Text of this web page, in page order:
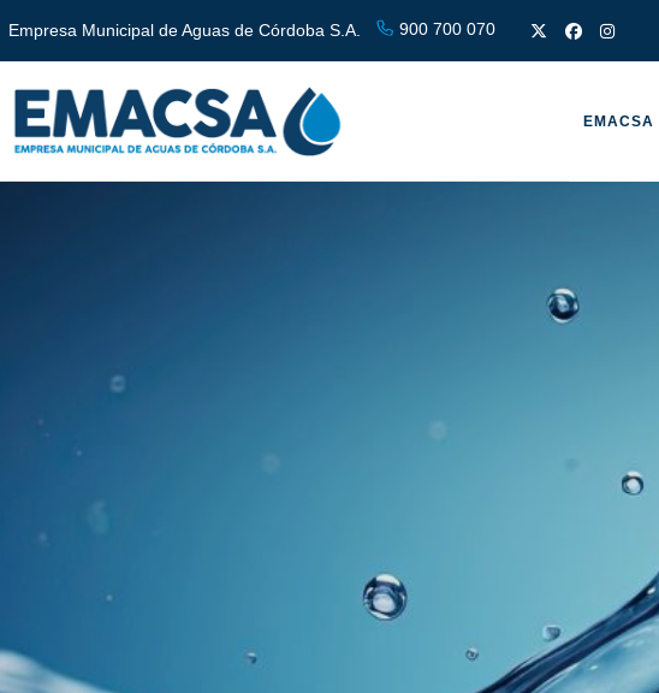
Empresa Municipal de Aguas de Córdoba S.A. 900 700 070
EMACSA